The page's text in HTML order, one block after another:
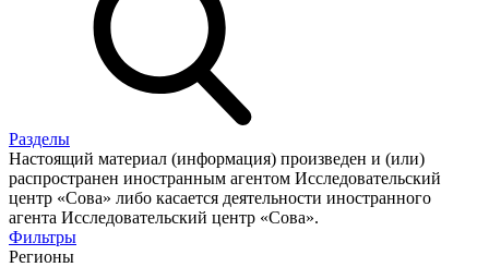
Разделы
Настоящий материал (информация) произведен и (или)
распространен иностранным агентом Исследовательский
центр «Сова» либо касается деятельности иностранного
агента Исследовательский центр «Сова».
Фильтры
Регионы